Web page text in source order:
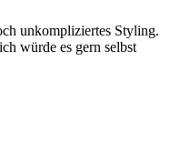
unkompliziertes Styling.
würde es gern selbst